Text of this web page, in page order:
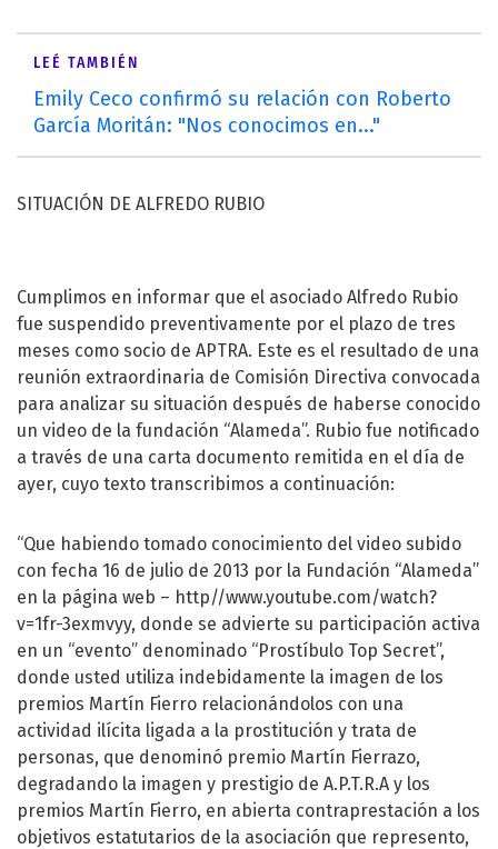
LEÉ TAMBIÉN
Emily Ceco confirmó su relación con Roberto
García Moritán: "Nos conocimos en..."
SITUACIÓN DE ALFREDO RUBIO
Cumplimos en informar que el asociado Alfredo Rubio
fue suspendido preventivamente por el plazo de tres
meses como socio de APTRA. Este es el resultado de una
reunión extraordinaria de Comisión Directiva convocada
para analizar su situación después de haberse conocido
un video de la fundación “Alameda”. Rubio fue notificado
a través de una carta documento remitida en el día de
ayer, cuyo texto transcribimos a continuación:
“Que habiendo tomado conocimiento del video subido
con fecha 16 de julio de 2013 por la Fundación “Alameda”
en la página web – http//www.youtube.com/watch?
v=1fr-3exmvyy, donde se advierte su participación activa
en un “evento” denominado “Prostíbulo Top Secret”,
donde usted utiliza indebidamente la imagen de los
premios Martín Fierro relacionándolos con una
actividad ilícita ligada a la prostitución y trata de
personas, que denominó premio Martín Fierrazo,
degradando la imagen y prestigio de A.P.T.R.A y los
premios Martín Fierro, en abierta contraprestación a los
objetivos estatutarios de la asociación que represento,